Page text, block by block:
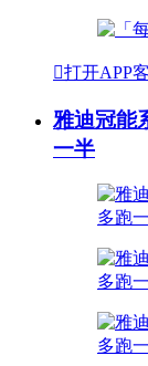
打开APP
雅迪冠能
一半